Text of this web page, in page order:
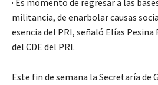
· Es momento de regresar a las
militancia, de enarbolar causas
esencia del PRI, señaló Elías
del CDE del PRI.
Este fin de semana la Secretaría de